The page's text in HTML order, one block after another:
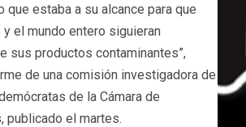
que estaba a su alcance para que
el mundo entero siguieran
sus productos contaminantes”,
de una comisión investigadora de
de la Cámara de
publicado el martes.